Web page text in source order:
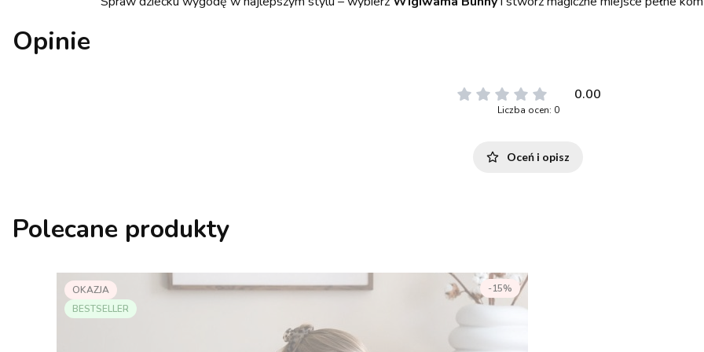
Opinie
0.00
Liczba ocen: 0
Oceń i opisz
Polecane produkty
OKAZJA
BESTSELLER
-15%